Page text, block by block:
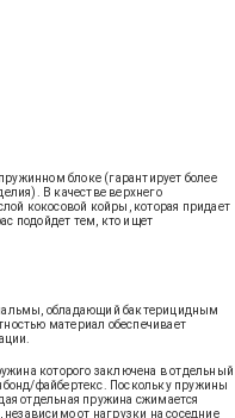
блоке (гарантирует более
В качестве верхнего
кокосовой койры, которая придает
подойдет тем, кто ищет
обладающий бактерицидным
материал обеспечивает
которого заключена в отдельный
файбертекс. Поскольку пружины
отдельная пружина сжимается
независимо от нагрузки на соседние